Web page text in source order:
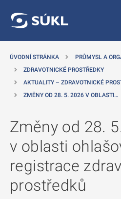
ÚVODNÍ STRÁNKA
PRŮMYSL A
ZDRAVOTNICKÉ PROSTŘEDKY
AKTUALITY – ZDRAVOTNICKÉ
ZMĚNY OD 28. 5. 2026 V OBLASTI…
Změny od 28.
v oblasti
registrace
prostředků